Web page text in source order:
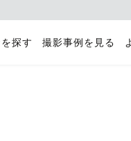
探す 撮影事例を見る